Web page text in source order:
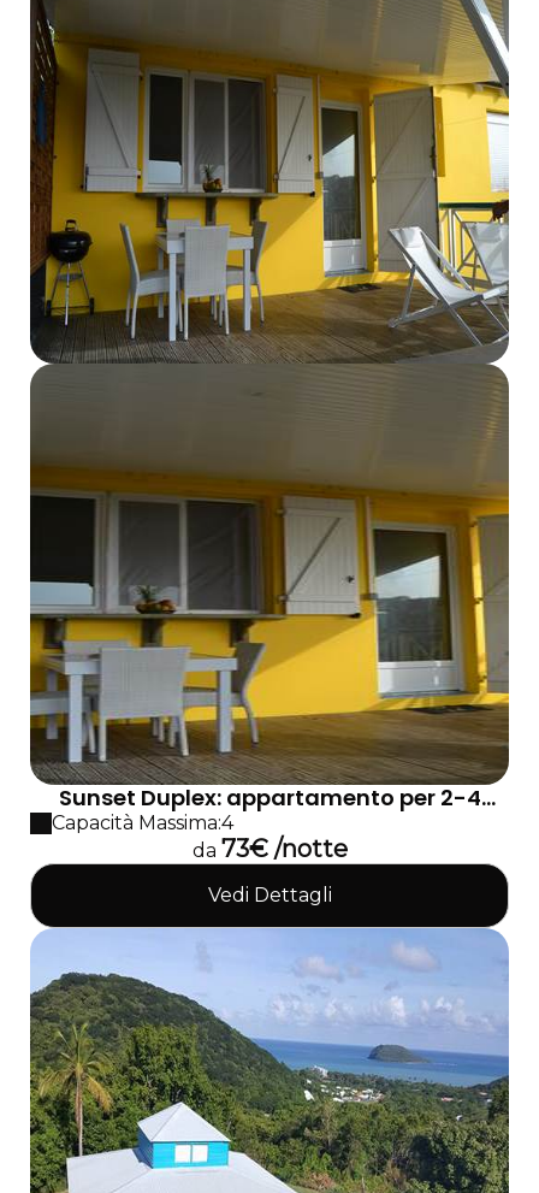
Sunset Duplex: appartamento per 2-4
persone con vista mare e jacuzzi privata
Capacità Massima:4
da 73€ /notte
Vedi Dettagli